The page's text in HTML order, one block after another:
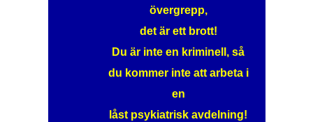
övergrepp,
det är ett brott!
Du är inte en kriminell, så
du kommer inte att arbeta i
en
låst psykiatrisk avdelning!